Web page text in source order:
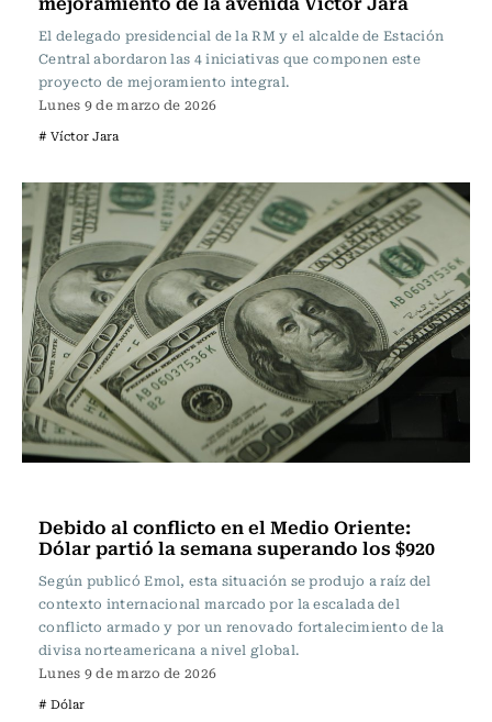
El delegado presidencial de la RM y el alcalde de Estación
Central abordaron las 4 iniciativas que componen este
proyecto de mejoramiento integral.
Lunes 9 de marzo de 2026
# Víctor Jara
Debido al conflicto en el Medio Oriente:
Dólar partió la semana superando los $920
Según publicó Emol, esta situación se produjo a raíz del
contexto internacional marcado por la escalada del
conflicto armado y por un renovado fortalecimiento de la
divisa norteamericana a nivel global.
Lunes 9 de marzo de 2026
# Dólar